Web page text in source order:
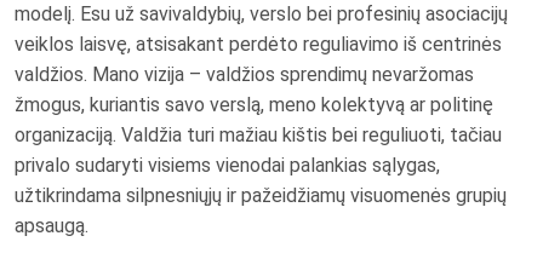
modelį. Esu už savivaldybių, verslo bei profesinių asociacijų
veiklos laisvę, atsisakant perdėto reguliavimo iš centrinės
valdžios. Mano vizija – valdžios sprendimų nevaržomas
žmogus, kuriantis savo verslą, meno kolektyvą ar politinę
organizaciją. Valdžia turi mažiau kištis bei reguliuoti, tačiau
privalo sudaryti visiems vienodai palankias sąlygas,
užtikrindama silpnesniųjų ir pažeidžiamų visuomenės grupių
apsaugą.